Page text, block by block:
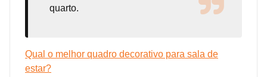
quarto.
Qual o melhor quadro decorativo para sala de
estar?